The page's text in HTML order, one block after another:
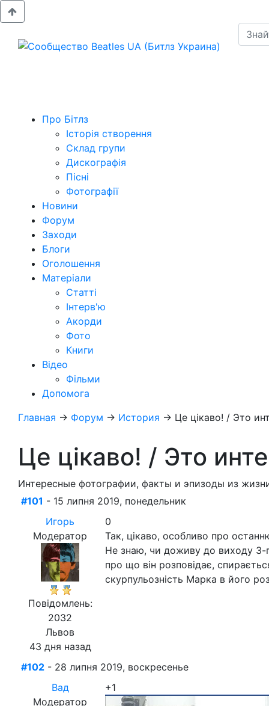
Про Бітлз
Історія створення
Склад групи
Дискографія
Пісні
Фотографії
Новини
Форум
Заходи
Блоги
Оголошення
Матеріали
Статті
Інтерв'ю
Акорди
Фото
Книги
Відео
Фільми
Допомога
Главная → Форум → История → Це цікаво! / Это
Це цікаво! / Это
Интересные фотографии, факты и эпизоды из
#101 - 15 липня 2019, понедельник
Игорь
Модератор
Повідомлень:
2032
Львов
43 дня назад
0
Так, цікаво, особливо про
Не знаю, чи доживу до виходу 3-
про що він розповідає,
скурпульозність Марка в його
#102 - 28 липня 2019, воскресенье
Вад
Модератор
+1